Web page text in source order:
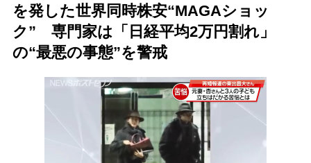
を発した世界同時株安“MAGAショッ
ク” 専門家は「日経平均2万円割れ」
の“最悪の事態”を警戒